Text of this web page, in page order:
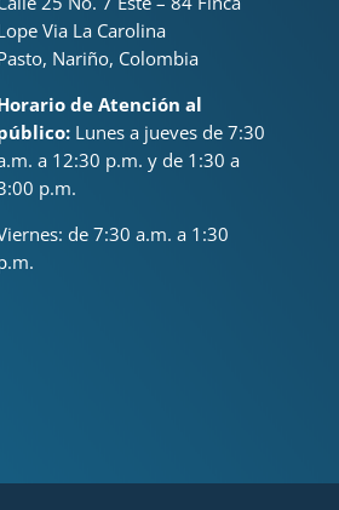
Via La Carolina
Nariño, Colombia
de Atención al
Lunes a jueves de 7:30
a 12:30 p.m. y de 1:30 a
p.m.
de 7:30 a.m. a 1:30